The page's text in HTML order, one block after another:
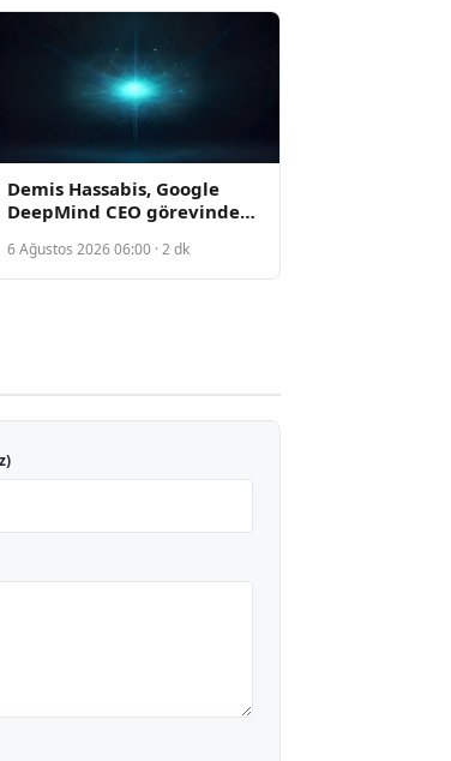
Demis Hassabis, Google
DeepMind CEO görevinden
6 Ağustos 2026 06:00 · 2 dk